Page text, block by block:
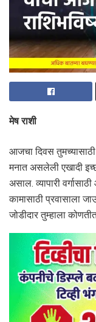
मेष राशी
आजचा दिवस
मनात असलेली एखादी
असाल. व्यापारी
कामासाठी प्रवासाला
जोडीदार तुम्हाला